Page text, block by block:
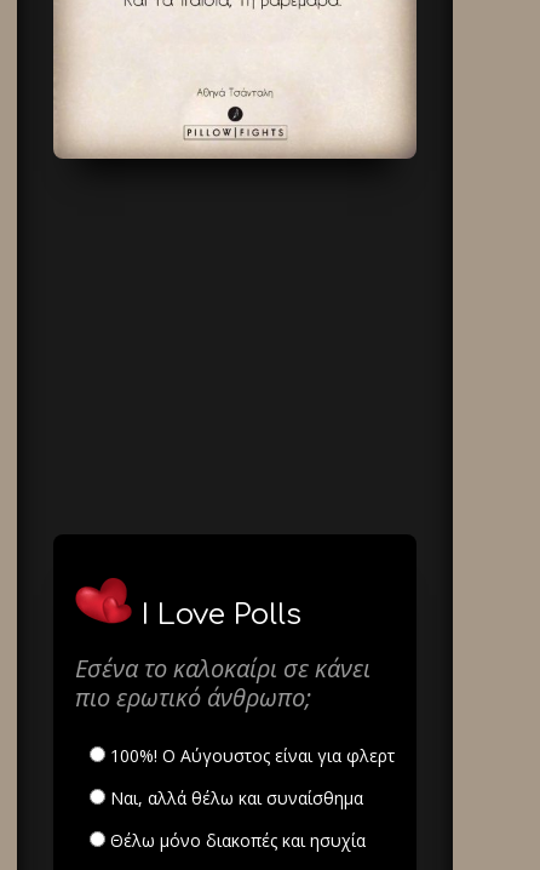
I Love Polls
Εσένα το καλοκαίρι σε κάνει
πιο ερωτικό άνθρωπο;
100%! Ο Αύγουστος είναι για φλερτ
Ναι, αλλά θέλω και συναίσθημα
Θέλω μόνο διακοπές και ησυχία